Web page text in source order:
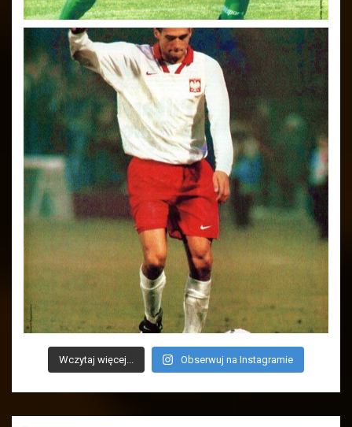
Wczytaj więcej... Obserwuj na Instagramie